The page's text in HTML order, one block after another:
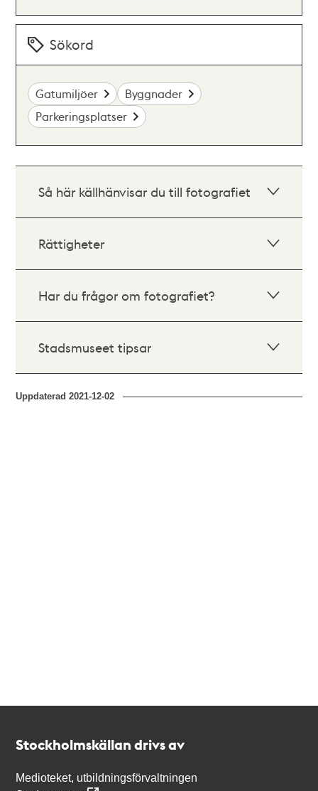
Sökord
Gatumiljöer
Byggnader
Parkeringsplatser
Så här källhänvisar du till fotografiet
Rättigheter
Har du frågor om fotografiet?
Stadsmuseet tipsar
Uppdaterad2021-12-02
Stockholmskällan drivs av
Medioteket, utbildningsförvaltningen